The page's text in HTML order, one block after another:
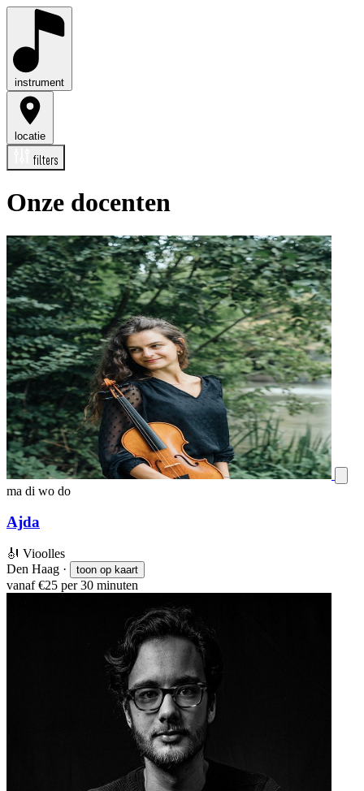
instrument
locatie
filters
Onze docenten
ma di wo do
Ajda
🎻 Vioolles
Den Haag · toon op kaart
vanaf €25 per 30 minuten